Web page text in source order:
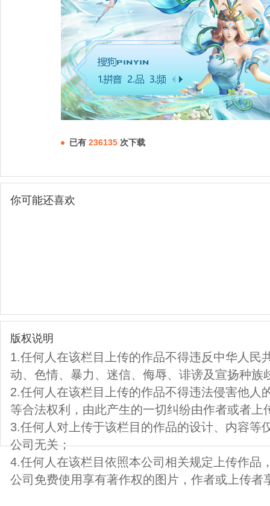
已有 236135 次下载
你可能还喜欢
版权说明
1.任何人在该栏目上传的作品不得违反中华人民
动、色情、暴力、迷信、侮辱、诽谤及宣扬种族
2.任何人在该栏目上传的作品不得违法侵害他人
等合法权利，由此产生的一切纠纷由作者或者上
3.任何人对上传于该栏目的作品的设计、内容等
公司无关；
4.任何人在该栏目依照本公司相关规定上传作品
公司免费使用享有著作权的图片，作者或上传者